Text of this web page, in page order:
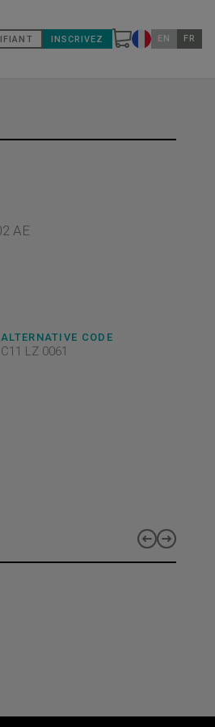
INSCRIVEZ Changer de
EN FR
AE
ALTERNATIVE CODE
C11 LZ 0061